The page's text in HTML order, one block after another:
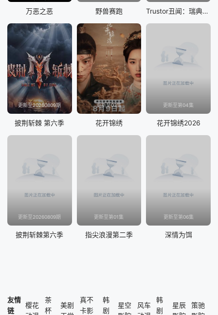
万恶之恶 野兽赛跑 Trustor丑闻：瑞典金融案内幕
更新至20260809期
披荆斩棘 第六季
更新至03集
花开锦绣
更新至第04集
花开锦绣2026
更新至20260809期
披荆斩棘第六季
更新至第01集
指尖浪漫第二季
更新至第06集
深情为饵
友情
链
樱花
茶
杯
美剧
真不
卡影
韩
剧
星空
风车
韩
剧
星辰
策驰